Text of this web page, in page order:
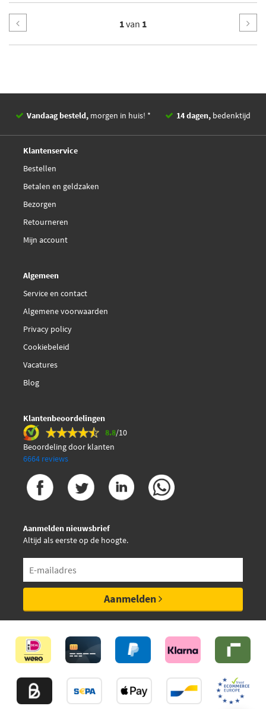
1van 1
Vandaag besteld, morgen in huis! * 14 dagen, bedenktijd
Klantenservice
Bestellen
Betalen en geldzaken
Bezorgen
Retourneren
Mijn account
Algemeen
Service en contact
Algemene voorwaarden
Privacy policy
Cookiebeleid
Vacatures
Blog
Klantenbeoordelingen
8.8/10
Beoordeling door klanten
6664 reviews
Aanmelden nieuwsbrief
Altijd als eerste op de hoogte.
Aanmelden